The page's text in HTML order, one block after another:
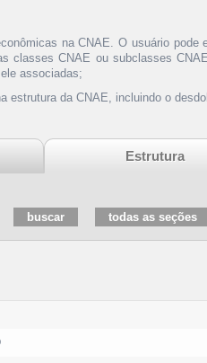
na CNAE. O usuário
classes CNAE ou subclasses
associadas;
estrutura da CNAE, incluindo o
Estrutura